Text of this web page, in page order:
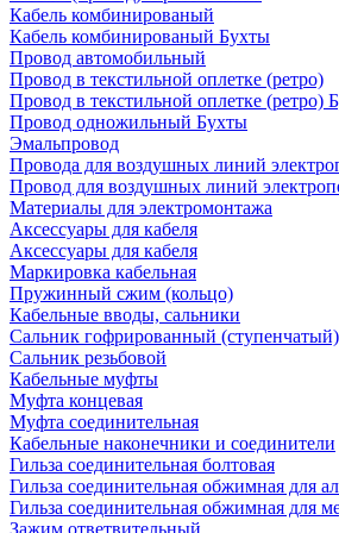
Кабель комбинированый
Кабель комбинированый Бухты
Провод автомобильный
Провод в текстильной оплетке (ретро)
Провод в текстильной оплетке (ретро)
Провод одножильный Бухты
Эмальпровод
Провода для воздушных линий
Провод для воздушных линий
Материалы для электромонтажа
Аксессуары для кабеля
Аксессуары для кабеля
Маркировка кабельная
Пружинный сжим (кольцо)
Кабельные вводы, сальники
Сальник гофрированный (ступенчатый)
Сальник резьбовой
Кабельные муфты
Муфта концевая
Муфта соединительная
Кабельные наконечники и соединители
Гильза соединительная болтовая
Гильза соединительная обжимная для
Гильза соединительная обжимная для
Зажим ответвительный